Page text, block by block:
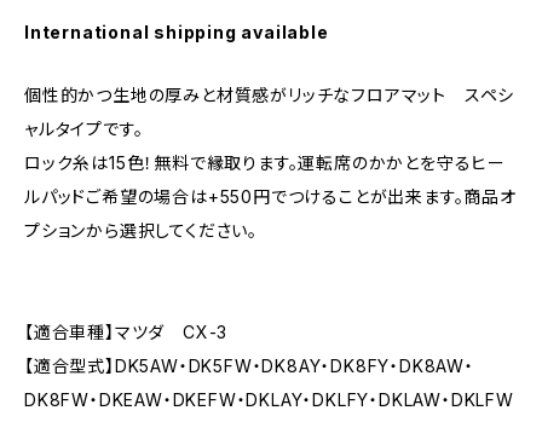
International shipping available
個性的かつ生地の厚みと材質感がリッチなフロアマット スペシ
ャルタイプです。
ロック糸は15色！無料で縁取ります。運転席のかかとを守るヒー
ルパッドご希望の場合は+550円でつけることが出来ます。商品オ
プションから選択してください。
【適合車種】マツダ CX-3
【適合型式】DK5AW・DK5FW・DK8AY・DK8FY・DK8AW・
DK8FW・DKEAW・DKEFW・DKLAY・DKLFY・DKLAW・DKLFW